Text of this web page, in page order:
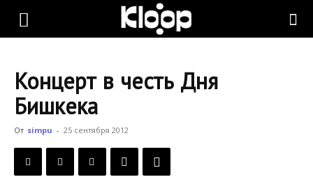
KLOOP.KG
Новости
Концерт в честь Дня
Бишкека
От simpu - 25 сентября 2012